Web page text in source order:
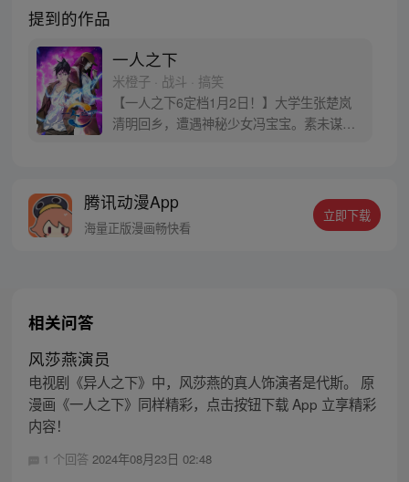
提到的作品
一人之下
米橙子 · 战斗 · 搞笑
【一人之下6定档1月2日！】大学生张楚岚
清明回乡，遭遇神秘少女冯宝宝。素未谋面
密，张楚岚的生活被彻底颠覆，与冯宝宝一
同踏上“异人”之旅。
腾讯动漫App
海量正版漫画畅快看
立即下载
相关问答
风莎燕演员
电视剧《异人之下》中，风莎燕的真人饰演者是代斯。 原
漫画《一人之下》同样精彩，点击按钮下载 App 立享精彩
内容！
1 个回答 2024年08月23日 02:48